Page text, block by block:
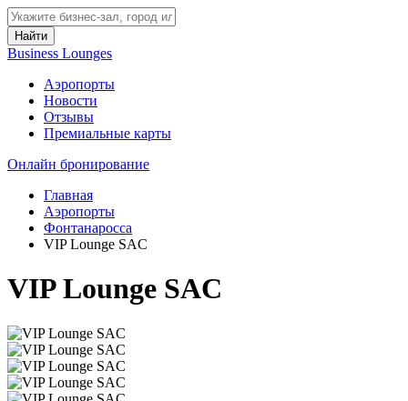
Найти
Business Lounges
Аэропорты
Новости
Отзывы
Премиальные карты
Онлайн бронирование
Главная
Аэропорты
Фонтанаросса
VIP Lounge SAC
VIP Lounge SAC